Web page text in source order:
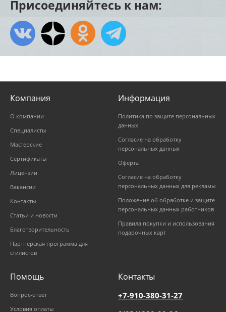
Присоединяйтесь к нам:
Компания
О компании
Специалисты
Мастерские
Сертификаты
Лицензии
Вакансии
Контакты
Статьи и новости
Благотворительность
Партнерская программа для
стилистов
Информация
Политика по защите персональных
данных
Согласие на обработку
персональных данных
Оферта
Согласие на обработку
персональных данных для рекламы
Положение об обработке и защите
персональных данных работников
Правила покупки и использования
подарочных карт
Помощь
Вопрос-ответ
Условия оплаты
Контакты
+7-910-380-31-27